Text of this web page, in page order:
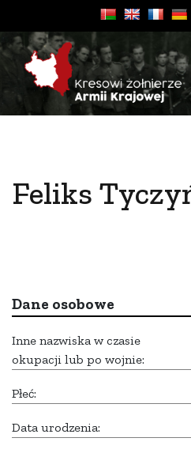
Feliks
Dane osobowe
Inne nazwiska w czasie
okupacji lub po wojnie:
Płeć:
Data urodzenia: